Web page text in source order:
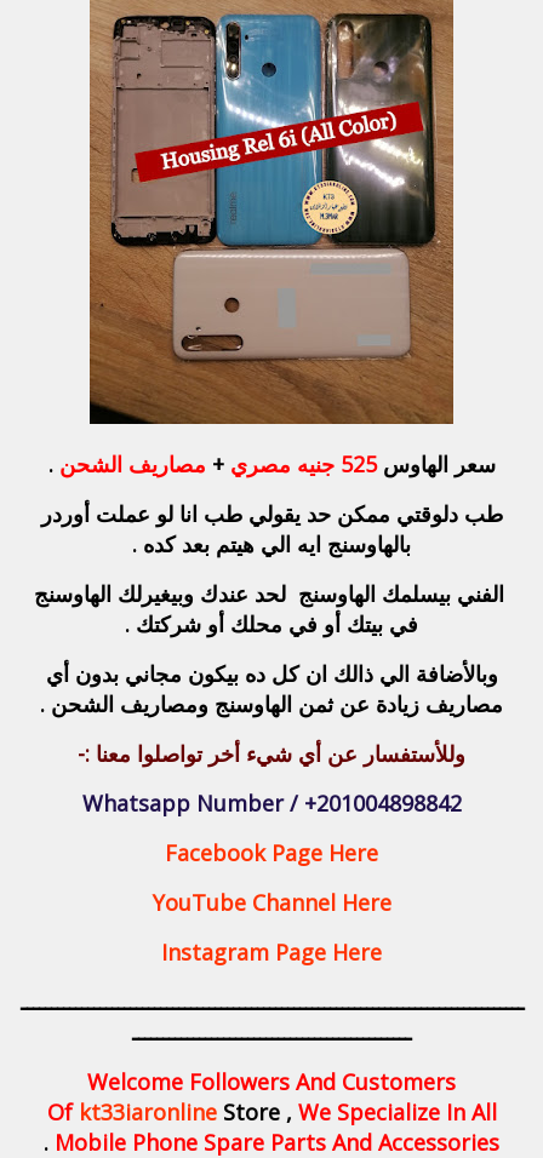
سعر الهاوس525 جنيه مصري + مصاريف الشحن.
طب دلوقتي ممكن حد يقولي طب انا لو عملت أوردر
بالهاوسنج ايه الي هيتم بعد كده .
الفنيبيسلمك الهاوسنج لحد عندك وبيغيرلك الهاوسنج
في بيتك أو في محلك أو شركتك .
وبالأضافة الي ذالك ان كل ده بيكون مجاني بدون أي
مصاريف زيادة عن ثمن الهاوسنج ومصاريف الشحن .
وللأستفسار عن أي شيء أخر تواصلوا معنا :-
Whatsapp Number / +201004898842
Facebook Page Here
YouTube Channel Here
Instagram Page Here
ـــــــــــــــــــــــــــــــــــــــــــــــــــــــــــــــــــــــــــــــــــ
ــــــــــــــــــــــــــــــــــــــــــــــ
Welcome Followers And Customers
Of kt33iaronlineStore , We Specialize In All
Mobile Phone Spare Parts And Accessories
.